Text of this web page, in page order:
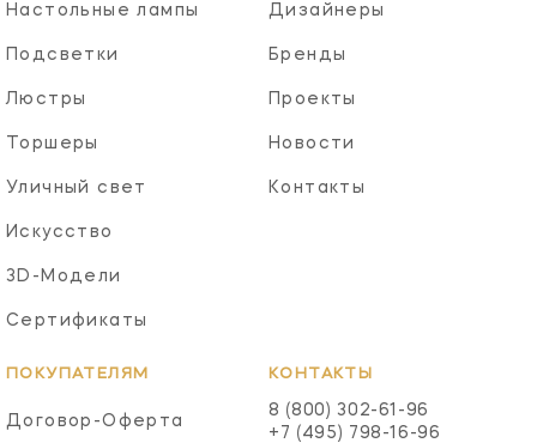
Настольные лампы
Подсветки
Люстры
Торшеры
Уличный свет
Искусство
3D-Модели
Сертификаты
Дизайнеры
Бренды
Проекты
Новости
Контакты
ПОКУПАТЕЛЯМ
Договор-Оферта
КОНТАКТЫ
8 (800) 302-61-96
+7 (495) 798-16-96